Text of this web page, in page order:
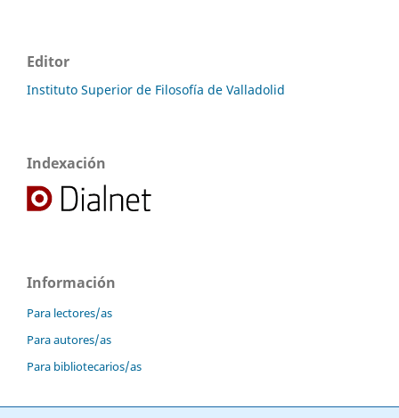
Editor
Instituto Superior de Filosofía de Valladolid
Indexación
Información
Para lectores/as
Para autores/as
Para bibliotecarios/as